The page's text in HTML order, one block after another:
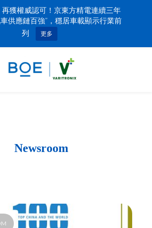
Newsroom
獲權威認可！京東方精電連續三年
供應鏈百強”，穩居車載顯示行業前
列
更多